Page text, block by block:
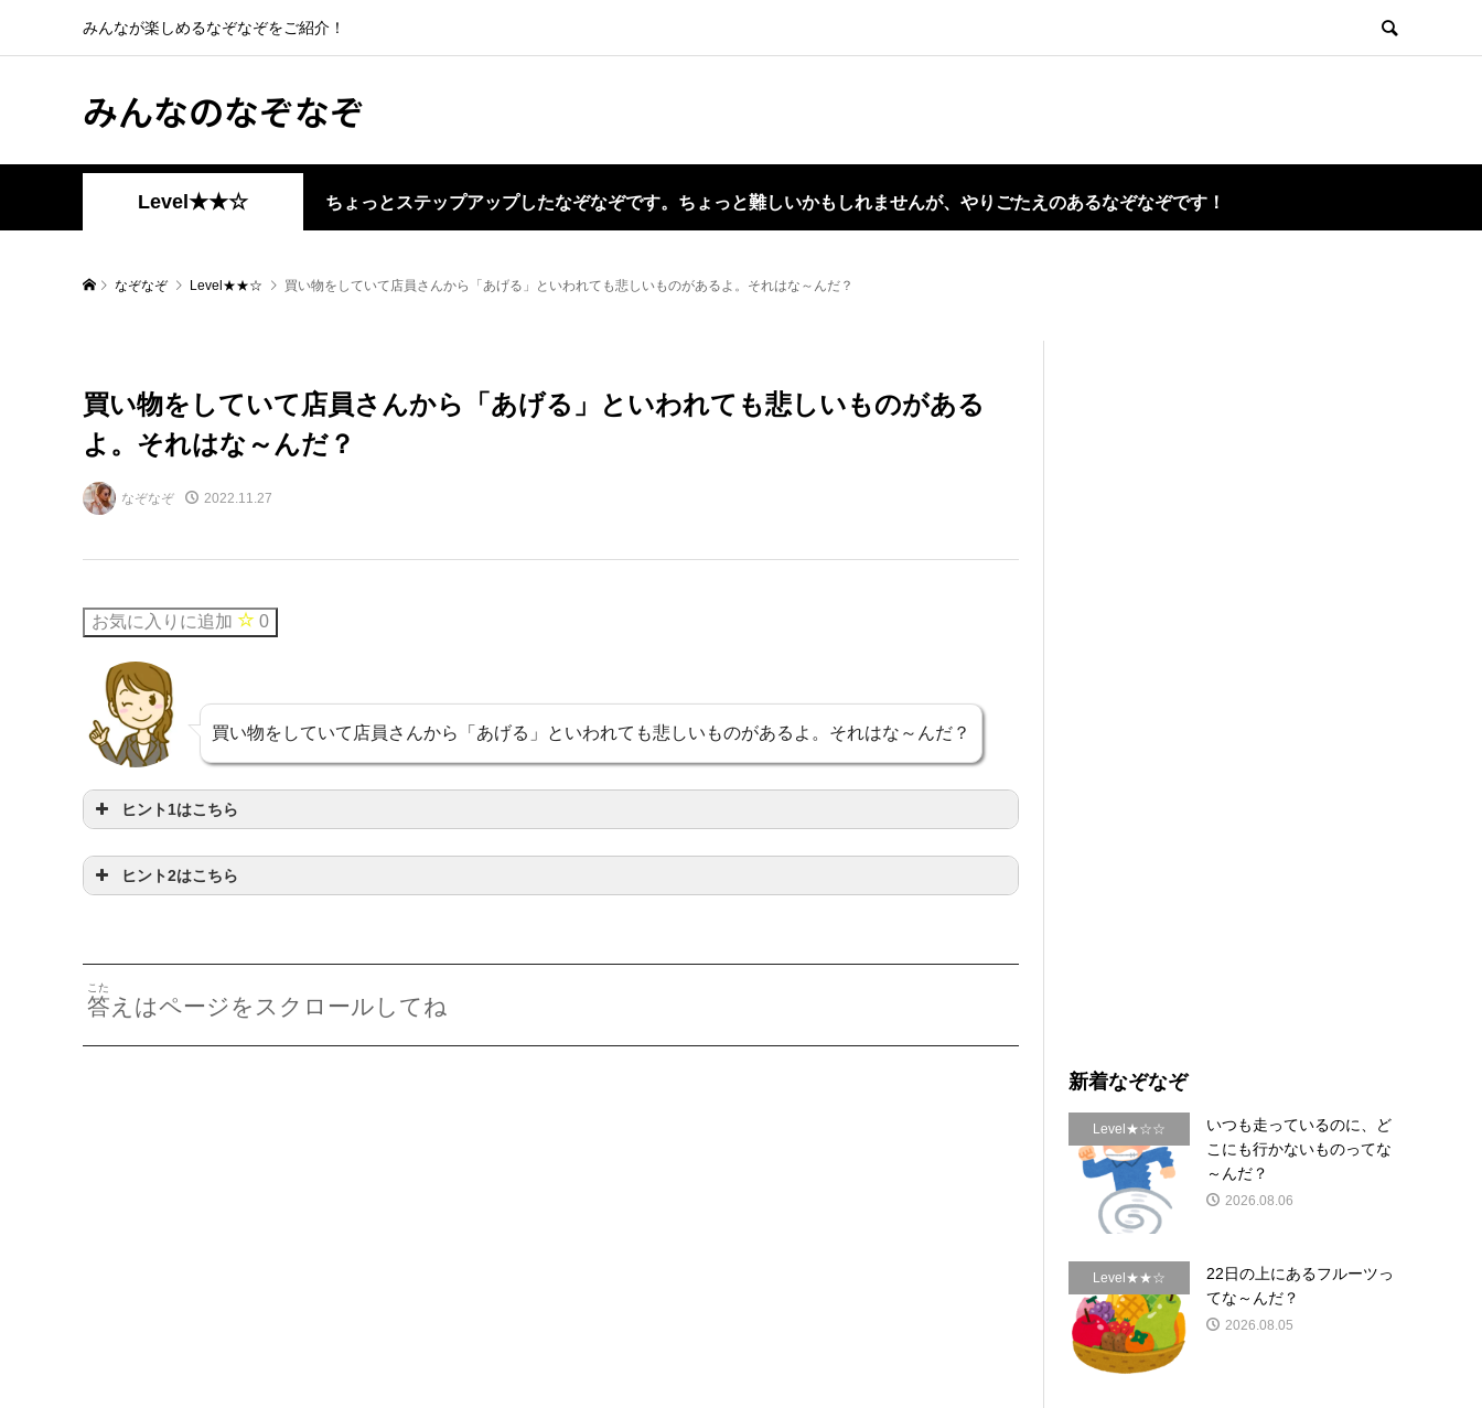
みんなが楽しめるなぞなぞをご紹介！
みんなのなぞなぞ
Level★★☆ ちょっとステップアップしたなぞなぞです。ちょっと難しいかもしれませんが、やりごたえのあるなぞなぞです！
なぞなぞ Level★★☆ 買い物をしていて店員さんから「あげる」といわれても悲しいものがあるよ。それはな～んだ？
買い物をしていて店員さんから「あげる」といわれても悲しいものがある
よ。それはな～んだ？
なぞなぞ 2022.11.27
お気に入りに追加 0
買い物をしていて店員さんから「あげる」といわれても悲しいものがあるよ。それはな～んだ？
ヒント1はこちら
るのはものではないよ
ヒント2はこちら
かくなっちゃうんだよ
答
こた
えはページをスクロールしてね
新着なぞなぞ
Level★☆☆
いつも走っているのに、ど
こにも行かないものってな
～んだ？
2026.08.06
Level★★☆
22日の上にあるフルーツっ
てな～んだ？
2026.08.05